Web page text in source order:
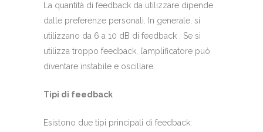
La quantità di feedback da utilizzare dipende
dalle preferenze personali. In generale, si
utilizzano da 6 a 10 dB di feedback . Se si
utilizza troppo feedback, l’amplificatore può
diventare instabile e oscillare.
Tipi di feedback
Esistono due tipi principali di feedback: